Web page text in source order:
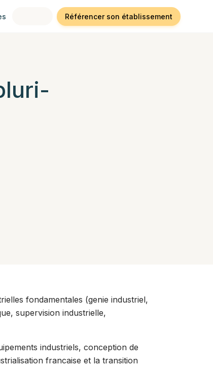
Référencer son établissement
fondamentales (genie industriel,
supervision industrielle,
industriels, conception de
francaise et la transition